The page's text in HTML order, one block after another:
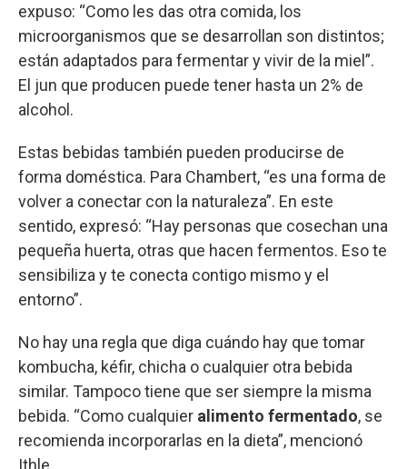
expuso: “Como les das otra comida, los
microorganismos que se desarrollan son distintos;
están adaptados para fermentar y vivir de la miel”.
El jun que producen puede tener hasta un 2% de
alcohol.
Estas bebidas también pueden producirse de
forma doméstica. Para Chambert, “es una forma de
volver a conectar con la naturaleza”. En este
sentido, expresó: “Hay personas que cosechan una
pequeña huerta, otras que hacen fermentos. Eso te
sensibiliza y te conecta contigo mismo y el
entorno”.
No hay una regla que diga cuándo hay que tomar
kombucha, kéfir, chicha o cualquier otra bebida
similar. Tampoco tiene que ser siempre la misma
bebida. “Como cualquier alimento fermentado, se
recomienda incorporarlas en la dieta”, mencionó
Ithle.